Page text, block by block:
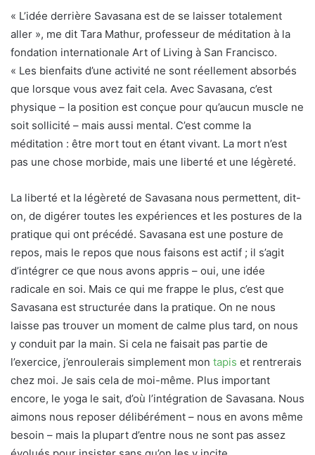
« L’idée derrière Savasana est de se laisser totalement
aller », me dit Tara Mathur, professeur de méditation à la
fondation internationale Art of Living à San Francisco.
« Les bienfaits d’une activité ne sont réellement absorbés
que lorsque vous avez fait cela. Avec Savasana, c’est
physique – la position est conçue pour qu’aucun muscle ne
soit sollicité – mais aussi mental. C’est comme la
méditation : être mort tout en étant vivant. La mort n’est
pas une chose morbide, mais une liberté et une légèreté.
La liberté et la légèreté de Savasana nous permettent, dit-
on, de digérer toutes les expériences et les postures de la
pratique qui ont précédé. Savasana est une posture de
repos, mais le repos que nous faisons est actif ; il s’agit
d’intégrer ce que nous avons appris – oui, une idée
radicale en soi. Mais ce qui me frappe le plus, c’est que
Savasana est structurée dans la pratique. On ne nous
laisse pas trouver un moment de calme plus tard, on nous
y conduit par la main. Si cela ne faisait pas partie de
l’exercice, j’enroulerais simplement mon tapis et rentrerais
chez moi. Je sais cela de moi-même. Plus important
encore, le yoga le sait, d’où l’intégration de Savasana. Nous
aimons nous reposer délibérément – nous en avons même
besoin – mais la plupart d’entre nous ne sont pas assez